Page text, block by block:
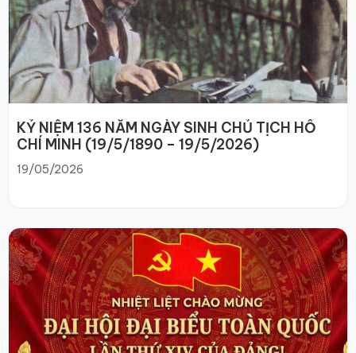
KỶ NIỆM 136 NĂM NGÀY SINH CHỦ TỊCH HỒ
CHÍ MINH (19/5/1890 – 19/5/2026)
19/05/2026